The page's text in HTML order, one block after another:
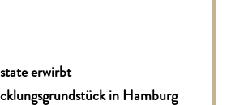
erwirbt
in Hamburg